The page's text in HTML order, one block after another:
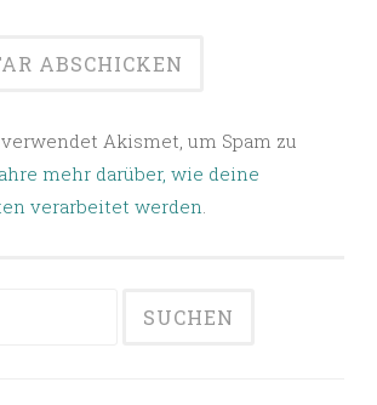
Akismet, um Spam zu
mehr darüber, wie deine
verarbeitet werden.